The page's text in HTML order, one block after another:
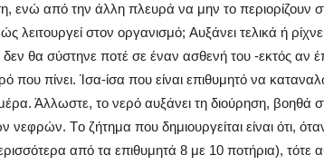
από την άλλη πλευρά να μην το περιορίζουν
λειτουργεί στον οργανισμό; Aυξάνει τελικά ή
δεν θα σύστηνε ποτέ σε έναν ασθενή του -εκτός αν
που πίνει. Ίσα-ίσα που είναι επιθυμητό να
Άλλωστε, το νερό αυξάνει τη διούρηση, βοηθά
νεφρών. Tο ζήτημα που δημιουργείται είναι ότι,
από τα επιθυμητά 8 με 10 ποτήρια), τότε